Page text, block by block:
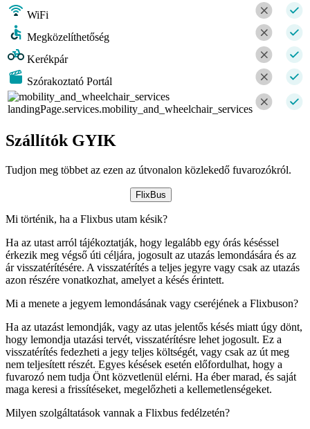
WiFi
Megközelíthetőség
Kerékpár
Szórakoztató Portál
landingPage.services.mobility_and_wheelchair_services
Szállítók GYIK
Tudjon meg többet az ezen az útvonalon közlekedő fuvarozókról.
FlixBus
Mi történik, ha a Flixbus utam késik?
Ha az utast arról tájékoztatják, hogy legalább egy órás késéssel
érkezik meg végső úti céljára, jogosult az utazás lemondására és az
ár visszatérítésére. A visszatérítés a teljes jegyre vagy csak az utazás
azon részére vonatkozhat, amelyet a késés érintett.
Mi a menete a jegyem lemondásának vagy cseréjének a Flixbuson?
Ha az utazást lemondják, vagy az utas jelentős késés miatt úgy dönt,
hogy lemondja utazási tervét, visszatérítésre lehet jogosult. Ez a
visszatérítés fedezheti a jegy teljes költségét, vagy csak az út meg
nem teljesített részét. Egyes késések esetén előfordulhat, hogy a
fuvarozó nem tudja Önt közvetlenül elérni. Ha éber marad, és saját
maga keresi a frissítéseket, megelőzheti a kellemetlenségeket.
Milyen szolgáltatások vannak a Flixbus fedélzetén?